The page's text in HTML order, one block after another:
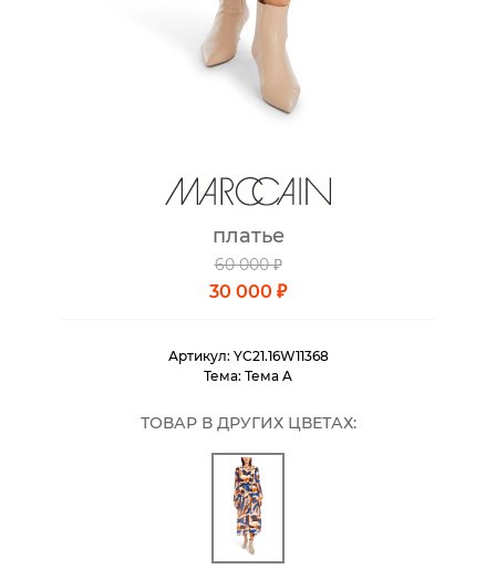
платье
60 000 ₽
30 000 ₽
Артикул: YC21.16W11368
Тема: Тема A
ТОВАР В ДРУГИХ ЦВЕТАХ: